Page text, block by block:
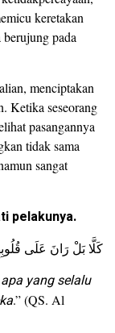
keretakan
pada
menciptakan
Ketika seseorang
pasangannya
tidak sama
sangat
pelakunya.
كَلَّا بَلْ رَانَ عَلَى
yang selalu
.” (QS. Al